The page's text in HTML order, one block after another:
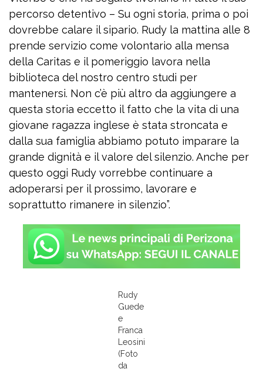
percorso detentivo – Su ogni storia, prima o poi
dovrebbe calare il sipario. Rudy la mattina alle 8
prende servizio come volontario alla mensa
della Caritas e il pomeriggio lavora nella
biblioteca del nostro centro studi per
mantenersi. Non c’è più altro da aggiungere a
questa storia eccetto il fatto che la vita di una
giovane ragazza inglese è stata stroncata e
dalla sua famiglia abbiamo potuto imparare la
grande dignità e il valore del silenzio. Anche per
questo oggi Rudy vorrebbe continuare a
adoperarsi per il prossimo, lavorare e
soprattutto rimanere in silenzio”.
Rudy
Guede
e
Franca
Leosini
(Foto
da